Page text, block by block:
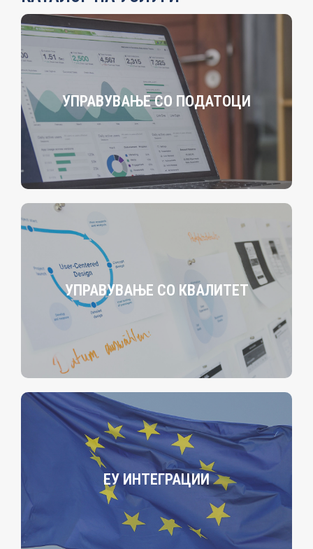
УПРАВУВАЊЕ СО ПОДАТОЦИ
УПРАВУВАЊЕ СО КВАЛИТЕТ
ЕУ ИНТЕГРАЦИИ